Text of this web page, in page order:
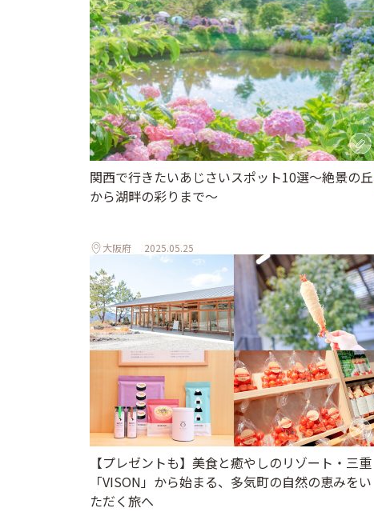
関西で行きたいあじさいスポット10選〜絶景の丘
から湖畔の彩りまで〜
大阪府 2025.05.25
【プレゼントも】美食と癒やしのリゾート・三重
「VISON」から始まる、多気町の自然の恵みをい
ただく旅へ